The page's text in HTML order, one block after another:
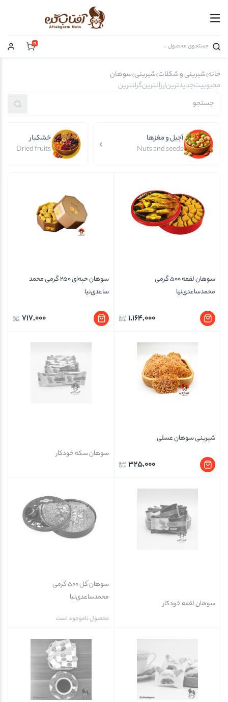
0
خانه شیرینی و شکلات شیرینی سوهان
محبوبیتجدیدترینارزانترینگرانترین
آجیل و مغزها
Nuts and seeds
خشکبار
Dried fruits
سوهان لقمه 500 گرمی
محمدساعدی‌نیا
1,164,000
سوهان حبه‌ای 250 گرمی محمد
ساعدی‌نیا
717,000
شیرینی سوهان عسلی
325,000
سوهان سکه خودکار
سوهان لقمه خودکار
سوهان گل 500 گرمی
محمدساعدی‌نیا
محصول ناموجود است